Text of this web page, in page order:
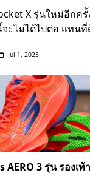
X รุ่นใหม่อีกค
ะไม่ได้ไปต่อ แทนที่
Jul 1, 2025
AERO 3 รุ่น รองเ